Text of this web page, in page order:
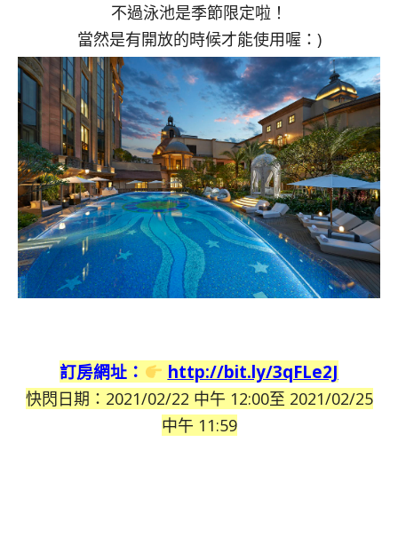
不過泳池是季節限定啦！
當然是有開放的時候才能使用喔：)
訂房網址： http://bit.ly/3qFLe2J
快閃日期：2021/02/22 中午 12:00至 2021/02/25
中午 11:59